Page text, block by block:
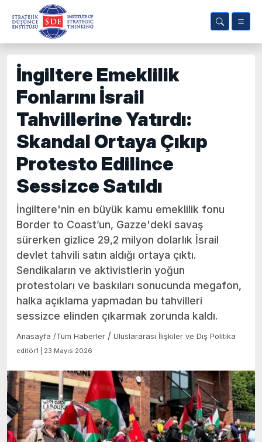
İngiltere Emeklilik
Fonlarını İsrail
Tahvillerine Yatırdı:
Skandal Ortaya Çıkıp
Protesto Edilince
Sessizce Satıldı
İngiltere'nin en büyük kamu emeklilik fonu
Border to Coast’un, Gazze'deki savaş
sürerken gizlice 29,2 milyon dolarlık İsrail
devlet tahvili satın aldığı ortaya çıktı.
Sendikaların ve aktivistlerin yoğun
protestoları ve baskıları sonucunda megafon,
halka açıklama yapmadan bu tahvilleri
sessizce elinden çıkarmak zorunda kaldı.
Anasayfa /Tüm Haberler / Uluslararası İlişkiler ve Dış Politika
editör1 | 23 Mayıs 2026